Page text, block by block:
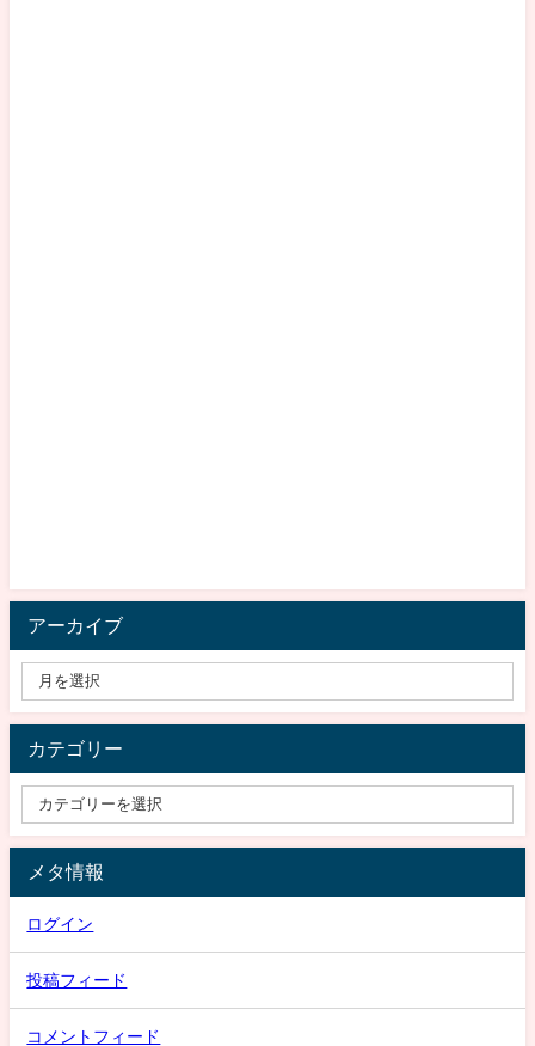
アーカイブ
カテゴリー
メタ情報
ログイン
投稿フィード
コメントフィード